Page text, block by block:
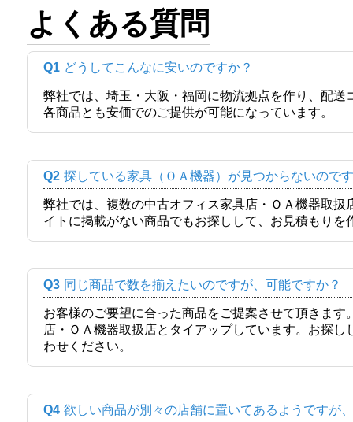
よくある質問
Q1 どうしてこんなに安いのですか？
弊社では、埼玉・大阪・福岡に物流拠点を作り、配
各商品とも安価でのご提供が可能になっています。
Q2 探している家具（ＯＡ機器）が見つからないので
弊社では、複数の中古オフィス家具店・ＯＡ機器取
イトに掲載がない商品でもお探しして、お見積もりを
Q3 同じ商品で数を揃えたいのですが、可能ですか？
お客様のご要望に合った商品をご提案させて頂きま
店・ＯＡ機器取扱店とタイアップしています。お探
わせください。
Q4 欲しい商品が別々の店舗に置いてあるようですが